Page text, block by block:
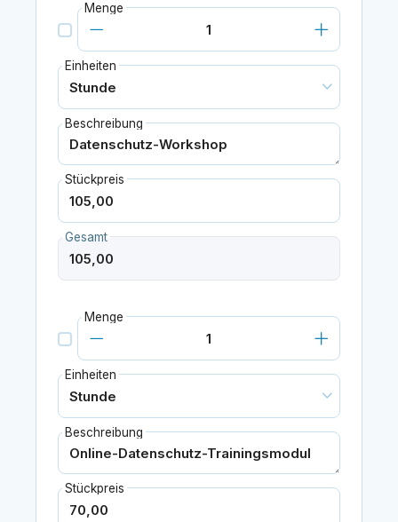
Menge
Einheiten
Beschreibung
Stückpreis
Gesamt
Menge
Einheiten
Beschreibung
Stückpreis